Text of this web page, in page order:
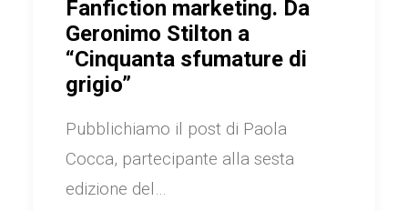
Fanfiction marketing. Da
Geronimo Stilton a
“Cinquanta sfumature di
grigio”
Pubblichiamo il post di Paola
Cocca, partecipante alla sesta
edizione del…